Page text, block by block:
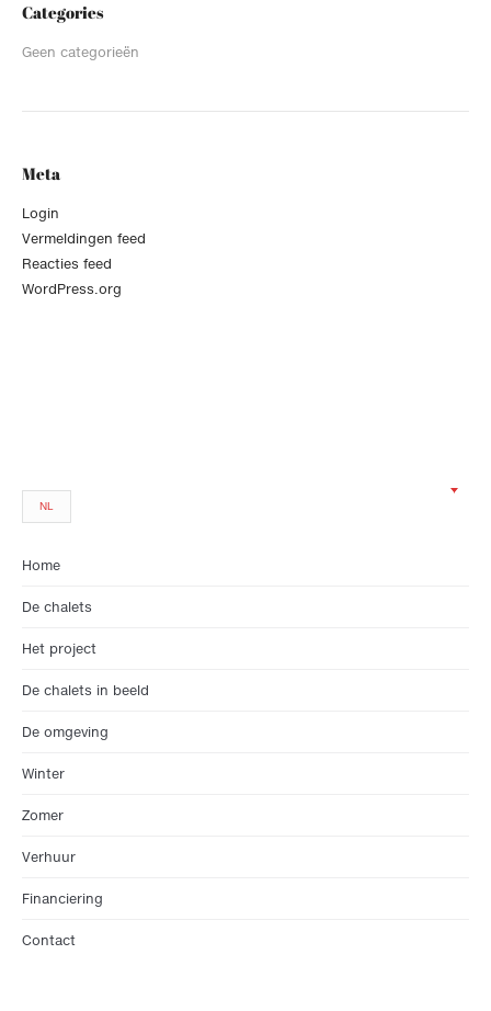
Categories
Geen categorieën
Meta
Login
Vermeldingen feed
Reacties feed
WordPress.org
NL
Home
De chalets
Het project
De chalets in beeld
De omgeving
Winter
Zomer
Verhuur
Financiering
Contact